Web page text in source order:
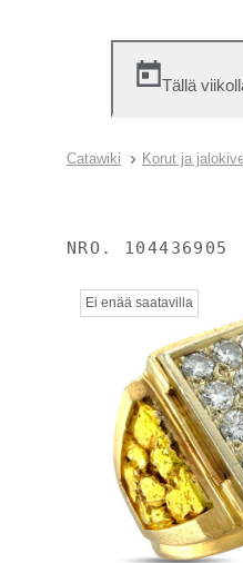
Tällä
Catawiki Korut ja
NRO. 104436905
Ei enää saatavilla